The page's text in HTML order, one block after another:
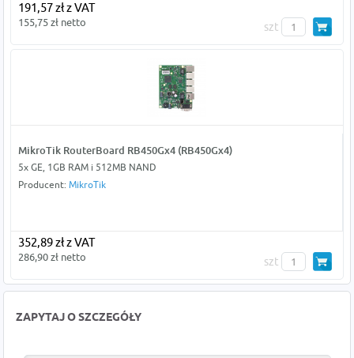
191,57 zł z VAT
155,75 zł netto szt
MikroTik RouterBoard RB450Gx4 (RB450Gx4)
5x GE, 1GB RAM i 512MB NAND
Producent: MikroTik
352,89 zł z VAT
286,90 zł netto szt
ZAPYTAJ O SZCZEGÓŁY